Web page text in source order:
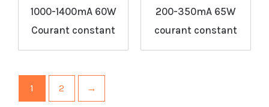
1000-1400mA 60W
Courant constant
200-350mA 65W
courant constant
1 2 →